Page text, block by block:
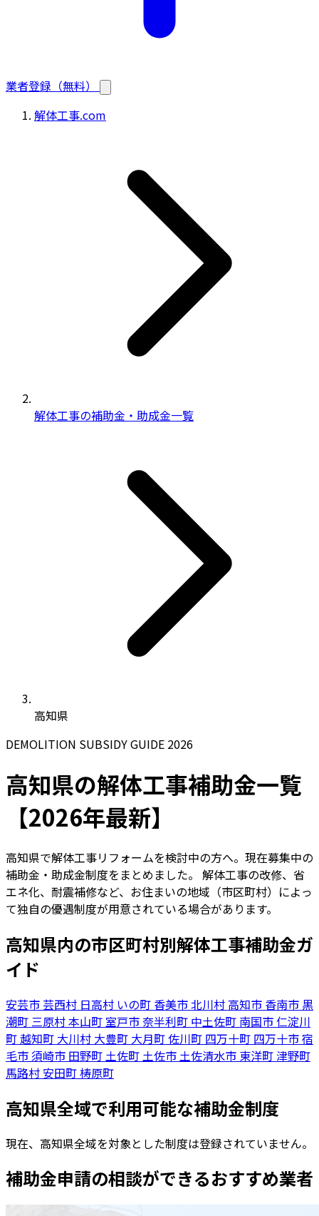
業者登録（無料）
解体工事.com
解体工事の補助金・助成金一覧
高知県
DEMOLITION SUBSIDY GUIDE 2026
高知県の解体工事補助金一覧
【2026年最新】
高知県で解体工事リフォームを検討中の方へ。現在募集中の
補助金・助成金制度をまとめました。 解体工事の改修、省
エネ化、耐震補修など、お住まいの地域（市区町村）によっ
て独自の優遇制度が用意されている場合があります。
高知県内の市区町村別解体工事補助金ガ
イド
安芸市芸西村 日高村 いの町 香美市北川村高知市 香南市 黒
潮町 三原村本山町 室戸市奈半利町 中土佐町 南国市仁淀川
町越知町 大川村 大豊町 大月町佐川町 四万十町 四万十市宿
毛市須崎市 田野町 土佐町 土佐市 土佐清水市 東洋町 津野町
馬路村安田町梼原町
高知県全域で利用可能な補助金制度
現在、高知県全域を対象とした制度は登録されていません。
補助金申請の相談ができるおすすめ業者